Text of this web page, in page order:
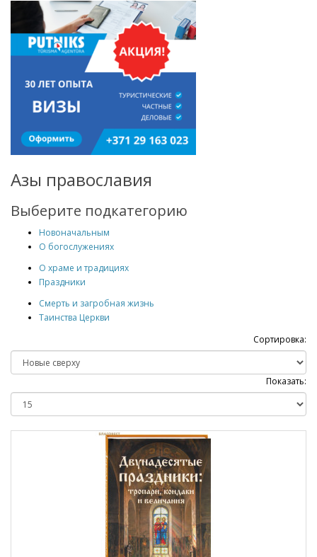
Азы православия
Выберите подкатегорию
Новоначальным
О богослужениях
О храме и традициях
Праздники
Смерть и загробная жизнь
Таинства Церкви
Сортировка:
Показать: